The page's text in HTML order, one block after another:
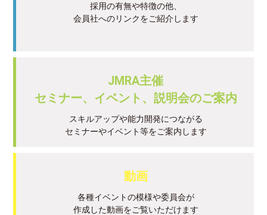
採用の有無や特徴の他、
会員社へのリンクをご紹介します
JMRA主催
セミナー、イベント、説明会のご案内
スキルアップや能力開発につながる
セミナーやイベント等をご案内します
動画
各種イベントの模様や委員会が
作成した動画をご覧いただけます